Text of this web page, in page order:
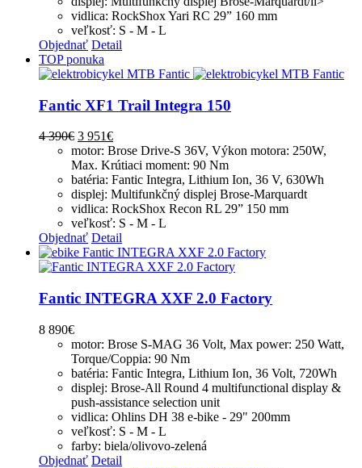
vidlica: RockShox Yari RC 29” 160 mm
veľkosť: S - M - L
Objednať Detail
TOP ponuka
Fantic XF1 Trail Integra 150
4 390€ 3 951€
motor: Brose Drive-S 36V, Výkon motora: 250W,
Max. Krútiaci moment: 90 Nm
batéria: Fantic Integra, Lithium Ion, 36 V, 630Wh
displej: Multifunkčný displej Brose-Marquardt
vidlica: RockShox Recon RL 29” 150 mm
veľkosť: S - M - L
Objednať Detail
Fantic INTEGRA XXF 2.0 Factory
8 890€
motor: Brose S-MAG 36 Volt, Max power: 250 Watt,
Torque/Coppia: 90 Nm
batéria: Fantic Integra, Lithium Ion, 36 Volt, 720Wh
displej: Brose-All Round 4 multifunctional display &
push-assistance selection unit
vidlica: Ohlins DH 38 e-bike - 29" 200mm
veľkosť: S - M - L
farby: biela/olivovo-zelená
Objednať Detail